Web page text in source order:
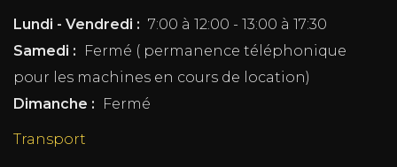
Lundi - Vendredi : 7:00 à 12:00 - 13:00 à 17:30
Samedi :
Fermé ( permanence téléphonique
pour les machines en cours de location)
Dimanche :
Fermé
Transport